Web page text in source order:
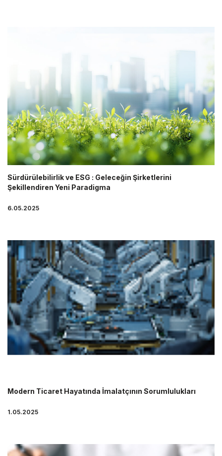
Sürdürülebilirlik ve ESG : Geleceğin Şirketlerini
Şekillendiren Yeni Paradigma
6.05.2025
Modern Ticaret Hayatında İmalatçının Sorumlulukları
1.05.2025